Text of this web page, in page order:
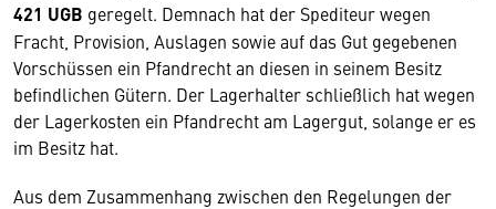
421 UGB geregelt. Demnach hat der Spediteur wegen
Fracht, Provision, Auslagen sowie auf das Gut gegebenen
Vorschüssen ein Pfandrecht an diesen in seinem Besitz
befindlichen Gütern. Der Lagerhalter schließlich hat wegen
der Lagerkosten ein Pfandrecht am Lagergut, solange er es
im Besitz hat.
Aus dem Zusammenhang zwischen den Regelungen der